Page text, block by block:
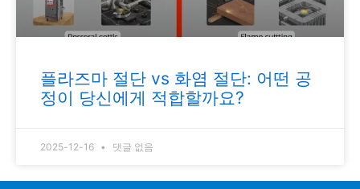
플라즈마 절단 vs 화염 절단: 어떤 공
정이 당신에게 적합할까요?
2025-12-16 댓글 없음